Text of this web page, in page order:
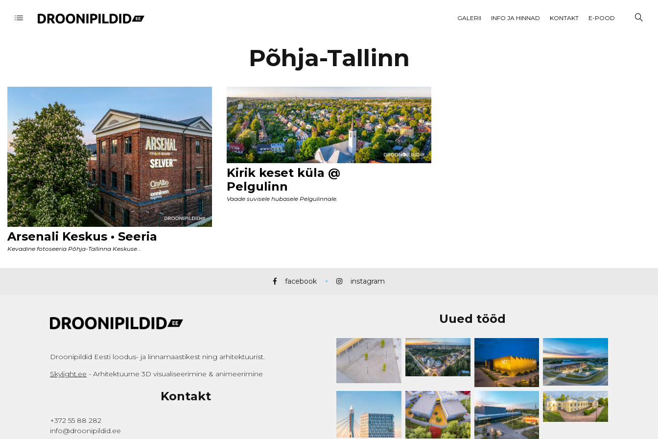
GALERII INFO JA HINNAD KONTAKT E-POOD
Põhja-Tallinn
facebook instagram
Droonipildid Eesti loodus- ja linnamaastikest ning arhitektuurist.
Skylight.ee - Arhitektuurne 3D visualiseerimine & animeerimine
Kontakt
+372 55 88 282
info@droonipildid.ee
Uued tööd